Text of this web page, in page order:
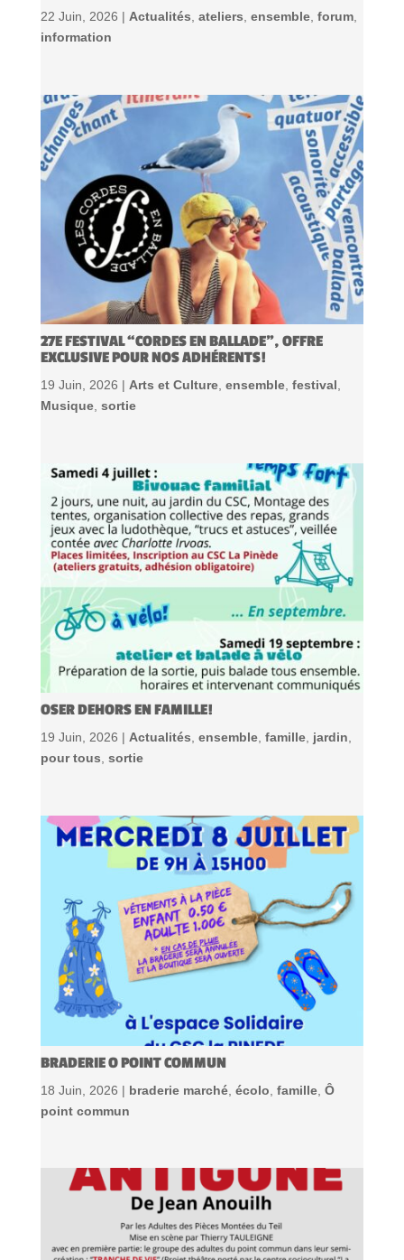
22 Juin, 2026 | Actualités ateliers ensemble, forum,
information
27E FESTIVAL “CORDES EN BALLADE”, OFFRE
EXCLUSIVE POUR NOS ADHÉRENTS!
19 Juin, 2026 | Arts et Culture, ensemble, festival
Musique, sortie
OSER DEHORS EN FAMILLE!
19 Juin, 2026 | Actualités, ensemble, famille, jardin,
pour tous, sortie
BRADERIE O POINT COMMUN
18 Juin, 2026 | braderie marché, écolo famille, Ô
point commun